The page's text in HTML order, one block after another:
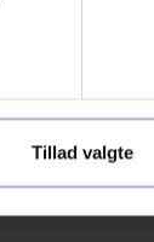
Tillad valgte